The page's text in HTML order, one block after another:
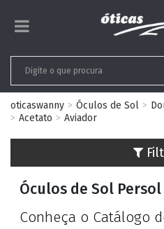
oticaswanny Óculos de Sol
Acetato
Aviador
Óculos de Sol Persol
Conheça o Catálogo